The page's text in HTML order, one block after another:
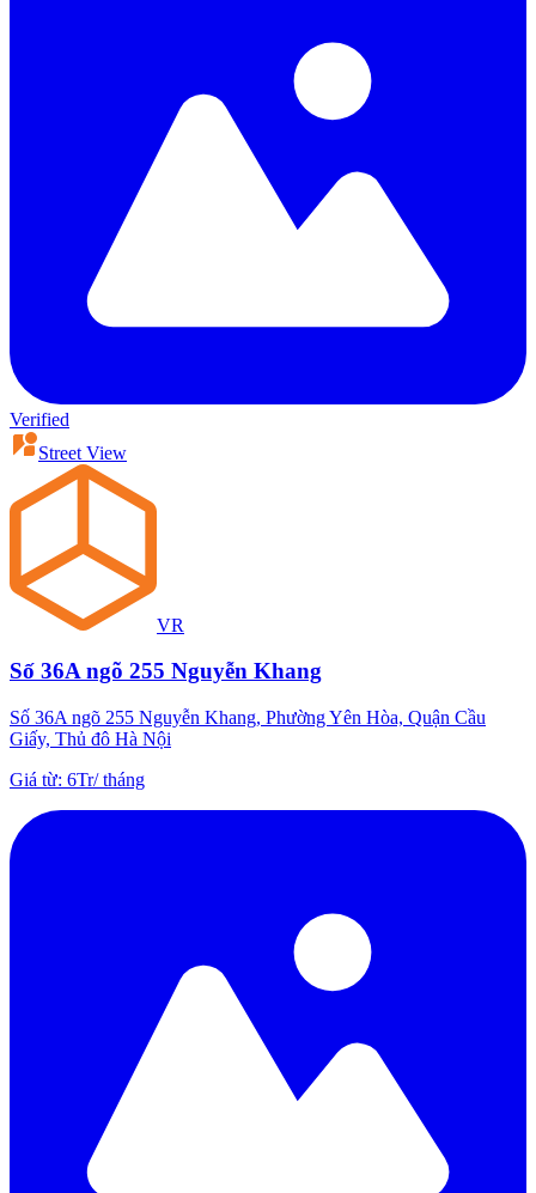
Verified
Street View
VR
Số 36A ngõ 255 Nguyễn Khang
Số 36A ngõ 255 Nguyễn Khang, Phường Yên Hòa, Quận Cầu
Giấy, Thủ đô Hà Nội
Giá từ: 6Tr/tháng